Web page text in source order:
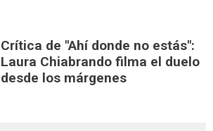
Crítica de "Ahí donde no estás":
Laura Chiabrando filma el duelo
desde los márgenes